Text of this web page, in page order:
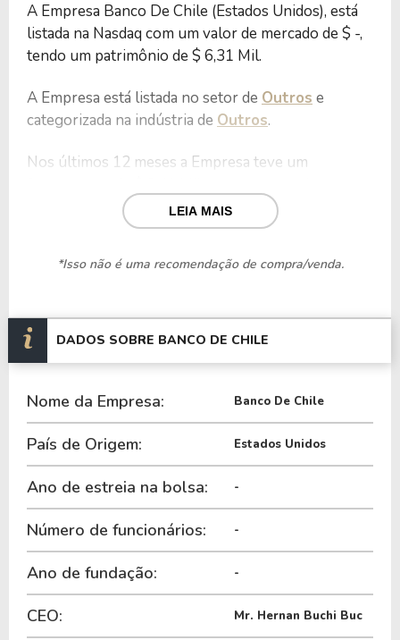
A Empresa Banco De Chile (Estados Unidos), está
listada na Nasdaq com um valor de mercado de $ -,
tendo um patrimônio de $ 6,31 Mil.
A Empresa está listada no setor de Outros e
categorizada na indústria de Outros.
Nos últimos 12 meses a Empresa teve um
valor de $ 1,31 Mil.
possui um P/L de -, um P/VP de - e nos últimos 12
A Empresa é negociada no exterior através do
tickerBCH.
LEIA MAIS
*Isso não é uma recomendação de compra/venda.
DADOS SOBRE BANCO DE CHILE
Nome da Empresa: Banco De Chile
País de Origem: Estados Unidos
Ano de estreia na bolsa: -
Número de funcionários: -
Ano de fundação: -
CEO: Mr. Hernan Buchi Buc